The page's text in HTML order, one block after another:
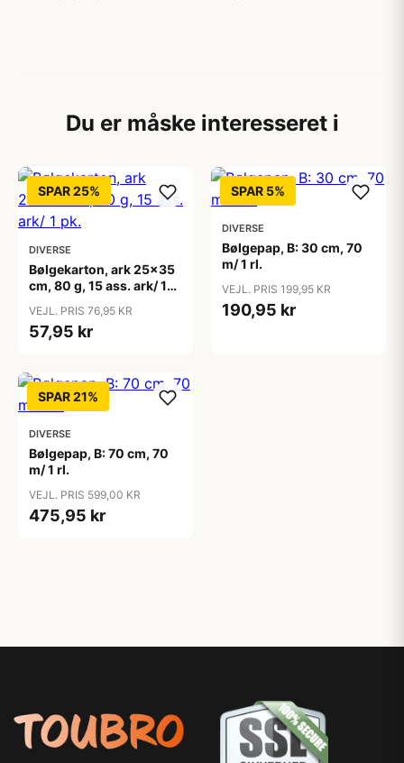
Du er måske interesseret i
SPAR 25%
DIVERSE
Bølgekarton, ark 25x35
cm, 80 g, 15 ass. ark/ 1
VEJL. PRIS 76,95 KR
57,95 kr
SPAR 5%
DIVERSE
Bølgepap, B: 30 cm, 70
m/ 1 rl.
VEJL. PRIS 199,95 KR
190,95 kr
SPAR 21%
DIVERSE
Bølgepap, B: 70 cm, 70
m/ 1 rl.
VEJL. PRIS 599,00 KR
475,95 kr